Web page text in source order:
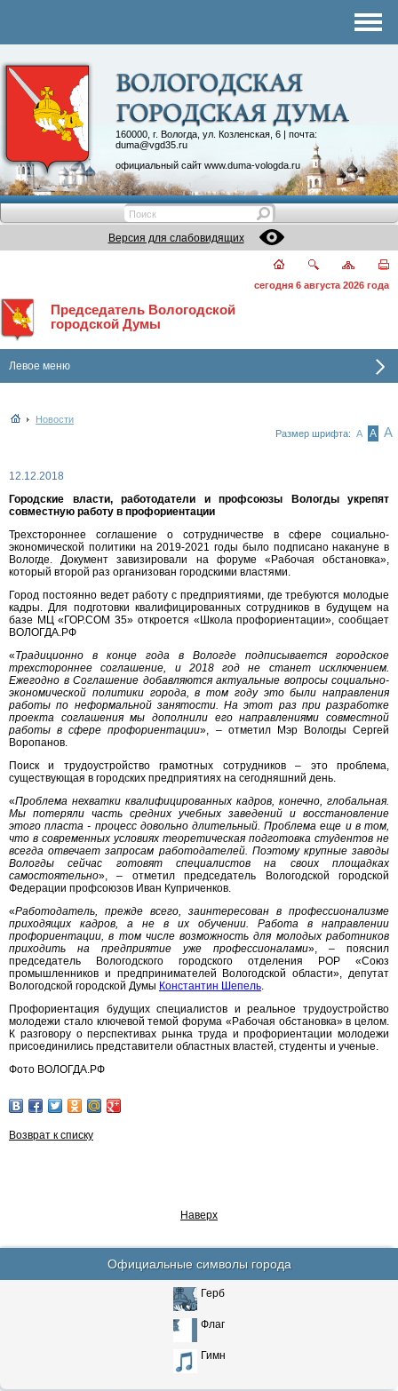
160000, г. Вологда, ул. Козленская, 6 | почта:
duma@vgd35.ru
официальный сайт www.duma-vologda.ru
Контакты
Депутатские объединения
Версия для слабовидящих
сегодня 6 августа 2026 года
Председатель Вологодской
городской Думы
Левое меню
Новости
Размер шрифта: А А А
12.12.2018
Городские власти, работодатели и профсоюзы Вологды укрепят
совместную работу в профориентации
Трехстороннее соглашение о сотрудничестве в сфере социально-
экономической политики на 2019-2021 годы было подписано накануне в
Вологде. Документ завизировали на форуме «Рабочая обстановка»,
который второй раз организован городскими властями.
Город постоянно ведет работу с предприятиями, где требуются молодые
кадры. Для подготовки квалифицированных сотрудников в будущем на
базе МЦ «ГОР.СОМ 35» откроется «Школа профориентации», сообщает
ВОЛОГДА.РФ
«Традиционно в конце года в Вологде подписывается городское
трехстороннее соглашение, и 2018 год не станет исключением.
Ежегодно в Соглашение добавляются актуальные вопросы социально-
экономической политики города, в том году это были направления
работы по неформальной занятости. На этот раз при разработке
проекта соглашения мы дополнили его направлениями совместной
работы в сфере профориентации», – отметил Мэр Вологды Сергей
Воропанов.
Поиск и трудоустройство грамотных сотрудников – это проблема,
существующая в городских предприятиях на сегодняшний день.
«Проблема нехватки квалифицированных кадров, конечно, глобальная.
Мы потеряли часть средних учебных заведений и восстановление
этого пласта - процесс довольно длительный. Проблема еще и в том,
что в современных условиях теоретическая подготовка студентов не
всегда отвечает запросам работодателей. Поэтому крупные заводы
Вологды сейчас готовят специалистов на своих площадках
самостоятельно», – отметил председатель Вологодской городской
Федерации профсоюзов Иван Куприченков.
«Работодатель, прежде всего, заинтересован в профессионализме
приходящих кадров, а не в их обучении. Работа в направлении
профориентации, в том числе возможность для молодых работников
приходить на предприятие уже профессионалами», – пояснил
председатель Вологодского городского отделения РОР «Союз
промышленников и предпринимателей Вологодской области», депутат
Вологодской городской Думы Константин Шепель.
Профориентация будущих специалистов и реальное трудоустройство
молодежи стало ключевой темой форума «Рабочая обстановка» в целом.
К разговору о перспективах рынка труда и профориентации молодежи
присоединились представители областных властей, студенты и ученые.
Фото ВОЛОГДА.РФ
Возврат к списку
Наверх
Официальные символы города
Герб
Флаг
Гимн